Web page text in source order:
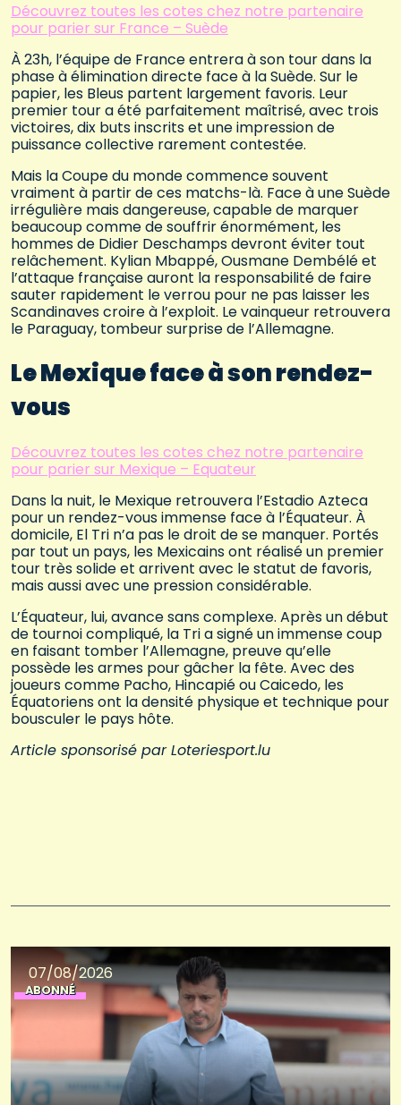
Découvrez toutes les cotes chez notre partenaire
pour parier sur France – Suède
À 23h, l’équipe de France entrera à son tour dans la
phase à élimination directe face à la Suède. Sur le
papier, les Bleus partent largement favoris. Leur
premier tour a été parfaitement maîtrisé, avec trois
victoires, dix buts inscrits et une impression de
puissance collective rarement contestée.
Mais la Coupe du monde commence souvent
vraiment à partir de ces matchs-là. Face à une Suède
irrégulière mais dangereuse, capable de marquer
beaucoup comme de souffrir énormément, les
hommes de Didier Deschamps devront éviter tout
relâchement. Kylian Mbappé, Ousmane Dembélé et
l’attaque française auront la responsabilité de faire
sauter rapidement le verrou pour ne pas laisser les
Scandinaves croire à l’exploit. Le vainqueur retrouvera
le Paraguay, tombeur surprise de l’Allemagne.
Le Mexique face à son rendez-
vous
Découvrez toutes les cotes chez notre partenaire
pour parier sur Mexique – Equateur
Dans la nuit, le Mexique retrouvera l’Estadio Azteca
pour un rendez-vous immense face à l’Équateur. À
domicile, El Tri n’a pas le droit de se manquer. Portés
par tout un pays, les Mexicains ont réalisé un premier
tour très solide et arrivent avec le statut de favoris,
mais aussi avec une pression considérable.
L’Équateur, lui, avance sans complexe. Après un début
de tournoi compliqué, la Tri a signé un immense coup
en faisant tomber l’Allemagne, preuve qu’elle
possède les armes pour gâcher la fête. Avec des
joueurs comme Pacho, Hincapié ou Caicedo, les
Équatoriens ont la densité physique et technique pour
bousculer le pays hôte.
Article sponsorisé par Loteriesport.lu
07/08/2026
ABONNÉ